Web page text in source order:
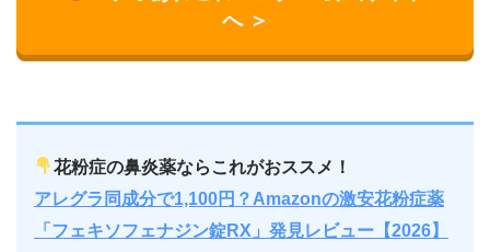
へ ＞
花粉症の鼻炎薬ならこれがおススメ！
アレグラ同成分で1,100円？Amazonの激安花粉症薬
「フェキソフェナジン錠RX」発見レビュー【2026】